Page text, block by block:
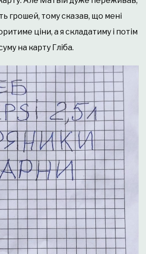
грошей, тому сказав, що мені
ціни, а я складатиму і потім
на карту Гліба.